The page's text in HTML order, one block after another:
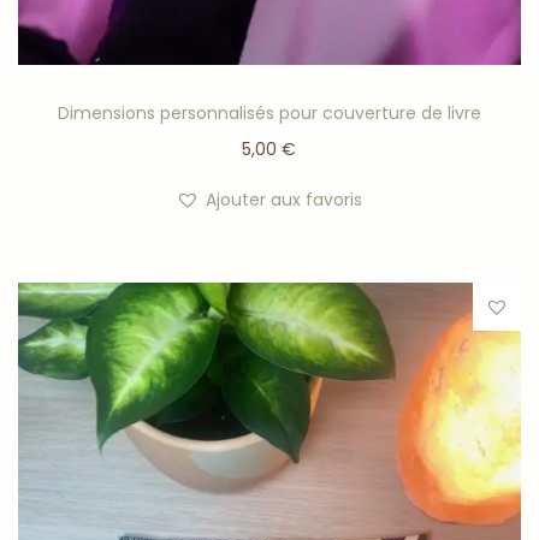
Dimensions personnalisés pour couverture de livre
5,00€
Ajouter aux favoris